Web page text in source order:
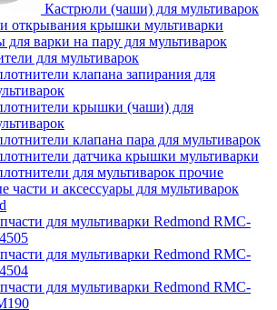
Кастрюли (чаши) для мультиварок
открывания крышки мультиварки
для варки на пару для мультиварок
для мультиварок
клапана запирания для
крышки (чаши) для
клапана пара для мультиварок
датчика крышки мультиварки
для мультиварок прочие
части и аксессуары для мультиварок
для мультиварки Redmond RMC-
для мультиварки Redmond RMC-
для мультиварки Redmond RMC-